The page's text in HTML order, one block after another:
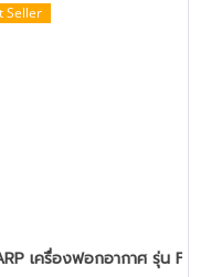
) รุ่น MD16GQSA
Seller
เครื่องฟอกอากาศ รุ่น